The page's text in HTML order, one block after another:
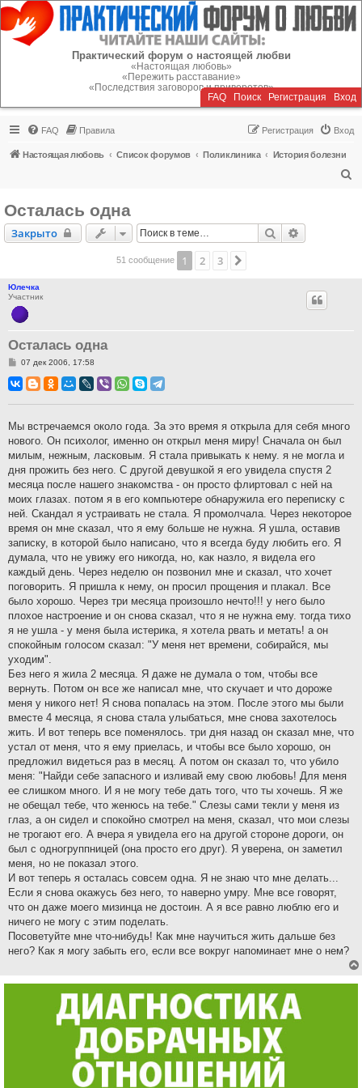
Регистрация
Практический форум о настоящей любви
«Настоящая любовь»
«Пережить расставание»
«Последствия заговоров и приворотов»
FAQ Поиск Регистрация Вход
FAQ Правила Вход
Регистрация
Настоящая любовь Список форумов Поликлиника
История болезни
Осталась одна
Закрыто
Закрыто Поиск
51 сообщение 1 2 3
Юлечка
Участник
Осталась одна
С
о
б
и
е
07 дек 2006, 17:58
Мы встречаемся около года. За это время я открыла для себя много
нового. Он психолог, именно он открыл меня миру! Сначала он был
милым, нежным, ласковым. Я стала привыкать к нему. я не могла и
дня прожить без него. С другой девушкой я его увидела спустя 2
месяца после нашего знакомства - он просто флиртовал с ней на
моих глазах. потом я в его компьютере обнаружила его переписку с
ней. Скандал я устраивать не стала. Я промолчала. Через некоторое
время он мне сказал, что я ему больше не нужна. Я ушла, оставив
записку, в которой было написано, что я всегда буду любить его. Я
думала, что не увижу его никогда, но, как назло, я видела его
каждый день. Через неделю он позвонил мне и сказал, что хочет
поговорить. Я пришла к нему, он просил прощения и плакал. Все
было хорошо. Через три месяца произошло нечто!!! у него было
плохое настроение и он снова сказал, что я не нужна ему. тогда тихо
я не ушла - у меня была истерика, я хотела рвать и метать! а он
спокойным голосом сказал: "У меня нет времени, собирайся, мы
уходим".
Без него я жила 2 месяца. Я даже не думала о том, чтобы все
вернуть. Потом он все же написал мне, что скучает и что дороже
меня у никого нет! Я снова попалась на этом. После этого мы были
вместе 4 месяца, я снова стала улыбаться, мне снова захотелось
жить. И вот теперь все поменялось. три дня назад он сказал мне, что
устал от меня, что я ему приелась, и чтобы все было хорошо, он
предложил видеться раз в месяц. А потом он сказал то, что убило
меня: "Найди себе запасного и изливай ему свою любовь! Для меня
ее слишком много. И я не могу тебе дать того, что ты хочешь. Я же
не обещал тебе, что женюсь на тебе." Слезы сами текли у меня из
глаз, а он сидел и спокойно смотрел на меня, сказал, что мои слезы
не трогают его. А вчера я увидела его на другой стороне дороги, он
был с одногруппницей (она просто его друг). Я уверена, он заметил
меня, но не показал этого.
И вот теперь я осталась совсем одна. Я не знаю что мне делать...
Если я снова окажусь без него, то наверно умру. Мне все говорят,
что он даже моего мизинца не достоин. А я все равно люблю его и
ничего не могу с этим поделать.
Посоветуйте мне что-нибудь! Как мне научиться жить дальше без
него? Как я могу забыть его, если все вокруг напоминает мне о нем?